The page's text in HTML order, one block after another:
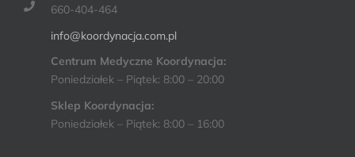
660-404-464
info@koordynacja.com.pl
Centrum Medyczne Koordynacja:
Poniedziałek – Piątek: 8:00 – 20:00
Sklep Koordynacja:
Poniedziałek – Piątek: 8:00 – 16:00